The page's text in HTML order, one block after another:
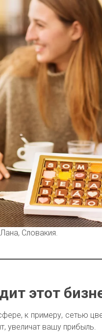
Словакия.
этот
к примеру, сетью
увеличат вашу прибыль.